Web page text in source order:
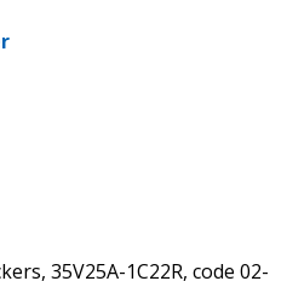
35V25A-1C22R, code 02-